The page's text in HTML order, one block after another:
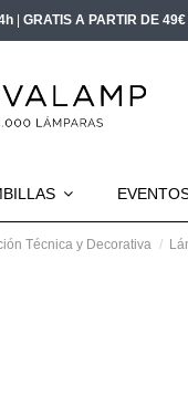
GRATIS A PARTIR DE 49€
Técnica y Decorativa